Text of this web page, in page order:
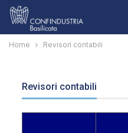
Home Revisori contabili
Revisori contabili